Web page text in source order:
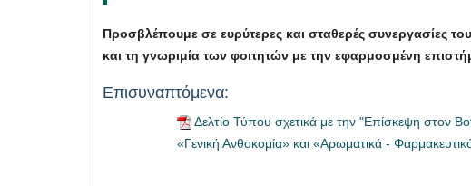
Προσβλέπουμε σε ευρύτερες και σταθερές συνεργασίες
και τη γνωριμία των φοιτητών με την εφαρμοσμένη
Επισυναπτόμενα:
Δελτίο Τύπου σχετικά με την "Επίσκεψη στον
«Γενική Ανθοκομία» και «Αρωματικά -